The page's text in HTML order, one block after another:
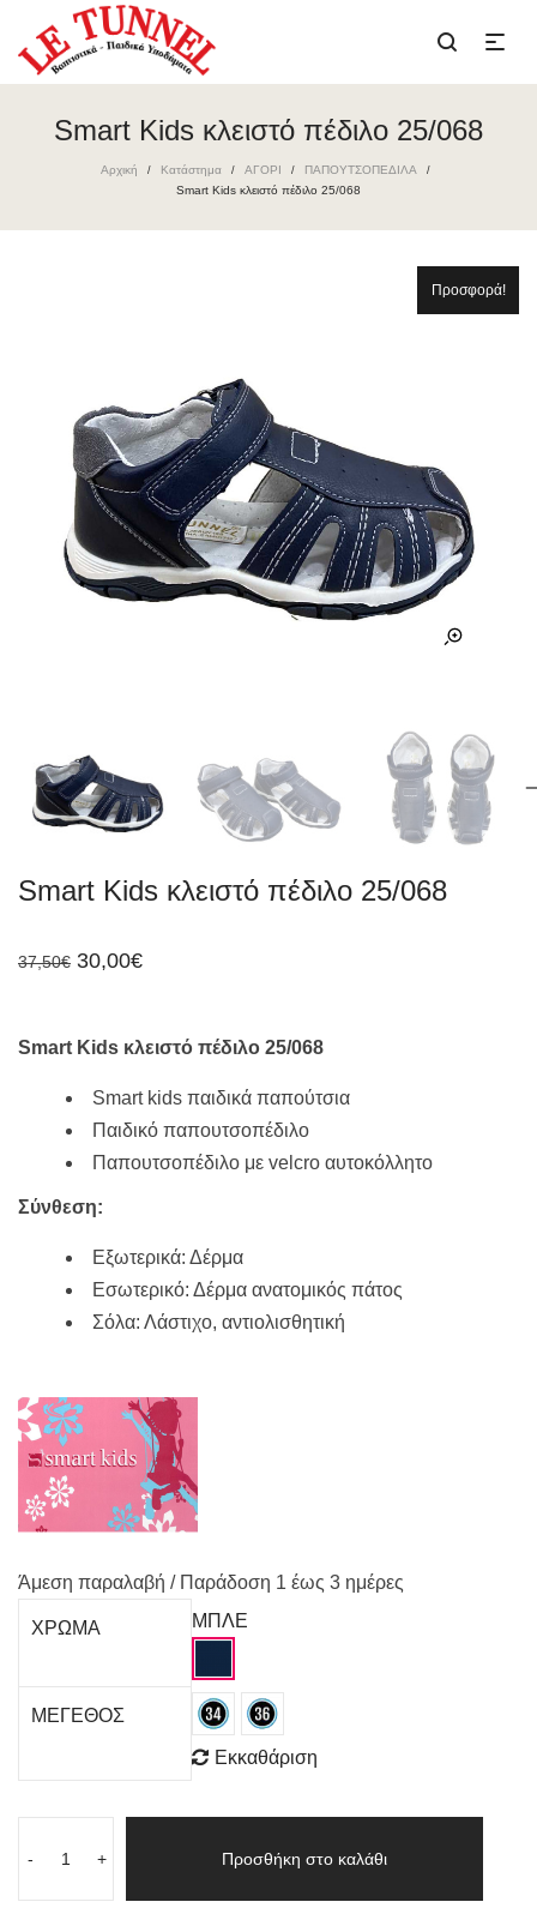
Smart Kids κλειστό πέδιλο 25/068
Αρχική / Κατάστημα / ΑΓΟΡΙ / ΠΑΠΟΥΤΣΟΠΕΔΙΛΑ /
Smart Kids κλειστό πέδιλο 25/068
Προσφορά!
Smart Kids κλειστό πέδιλο 25/068
37,50€ Original
30,00€Η
30,00€.
Smart Kids κλειστό πέδιλο 25/068
Smart kids παιδικά παπούτσια
Παιδικό παπουτσοπέδιλο
Παπουτσοπέδιλο με velcro αυτοκόλλητο
Σύνθεση:
Εξωτερικά: Δέρμα
Εσωτερικό: Δέρμα ανατομικός πάτος
Σόλα: Λάστιχο, αντιολισθητική
Άμεση παραλαβή / Παράδoση 1 έως 3 ημέρες
ΧΡΩΜΑ ΜΠΛΕ
ΜΕΓΕΘΟΣ
Εκκαθάριση
- + Προσθήκη στο καλάθι